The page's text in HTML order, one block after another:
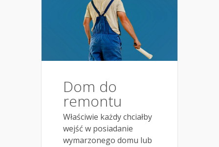
Dom do
remontu
Właściwie każdy chciałby
wejść w posiadanie
wymarzonego domu lub